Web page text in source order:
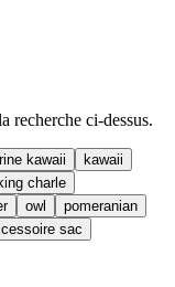
recherche ci-dessus.
kawaii
kawaii
charle
owl
pomeranian
sac